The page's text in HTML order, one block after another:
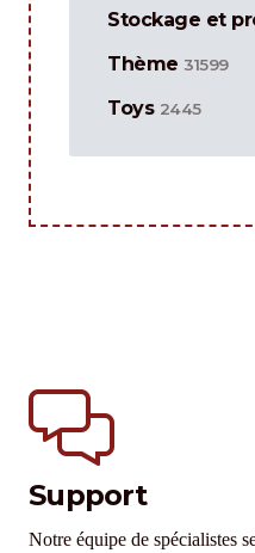
Stockage et
Thème 31599
Toys 2445
Support
Notre équipe de spécialistes